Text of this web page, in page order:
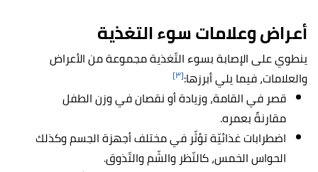
أعراض وعلامات سوء التغذية
ينطوي على الإصابة بسوء التّغذية مجموعة من الأعراض
والعلامات، فيما يلي أبرزها:[٣]
قصر في القامة، وزيادة أو نقصان في وزن الطفل
مقارنةً بعمره.
اضطرابات غذائيّة تؤثّر في مختلف أجهزة الجسم وكذلك
الحواس الخمس، كالنّظر والشّم والتّذوق.